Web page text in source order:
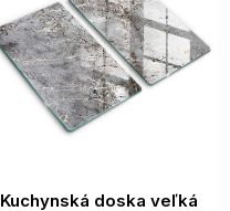
Kuchynská doska veľká